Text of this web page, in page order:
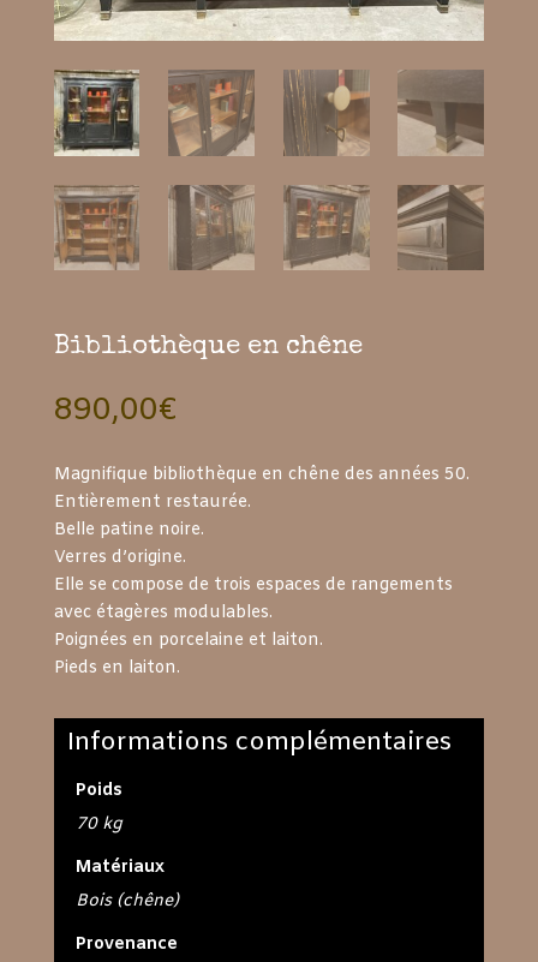
Bibliothèque en chêne
890,00€
Magnifique bibliothèque en chêne des années 50.
Entièrement restaurée.
Belle patine noire.
Verres d’origine.
Elle se compose de trois espaces de rangements
avec étagères modulables.
Poignées en porcelaine et laiton.
Pieds en laiton.
Informations complémentaires
Poids
70 kg
Matériaux
Bois (chêne)
Provenance